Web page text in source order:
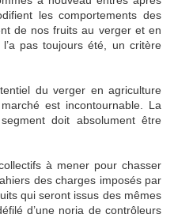
les comportements des
de nos fruits au verger et en
pas toujours été, un critère
du verger en agriculture
est incontournable. La
doit absolument être
à mener pour chasser
des charges imposés par
qui seront issus des mêmes
d’une noria de contrôleurs